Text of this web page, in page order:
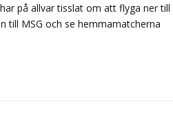
på allvar tisslat om att flyga ner till
till MSG och se hemmamatcherna